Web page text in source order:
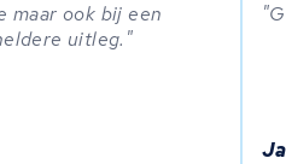
maar ook bij een
uitleg.